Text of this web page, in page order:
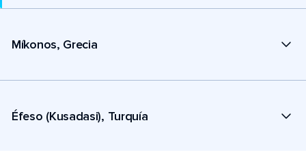
Míkonos, Grecia
Éfeso (Kusadasi), Turquía